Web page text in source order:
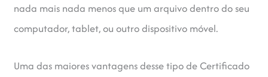
nada mais nada menos que um arquivo dentro do seu
computador, tablet, ou outro dispositivo móvel.
Uma das maiores vantagens desse tipo de Certificado